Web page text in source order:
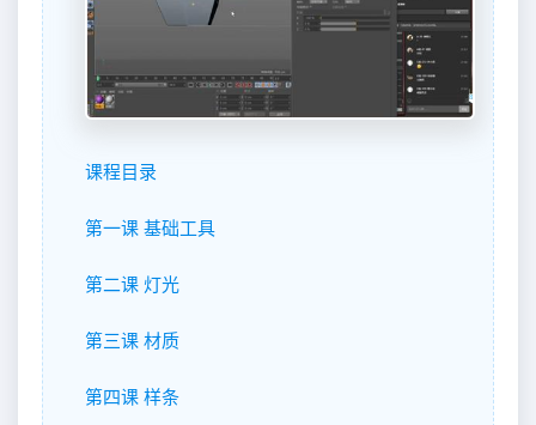
课程目录
第一课 基础工具
第二课 灯光
第三课 材质
第四课 样条